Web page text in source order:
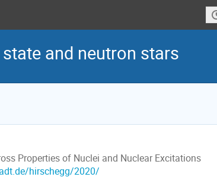
and neutron stars
Properties of Nuclei and Nuclear Excitations
hirschegg/2020/